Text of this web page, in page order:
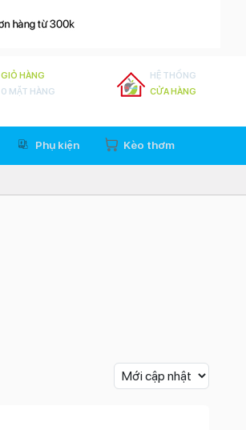
GIỎ HÀNG
0 MẶT HÀNG
HỆ THỐNG
CỬA HÀNG
Phụ kiện Kèo thơm